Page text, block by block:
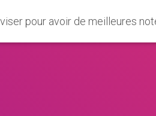
pour avoir de meilleures